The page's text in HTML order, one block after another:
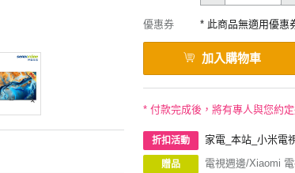
優惠券 * 此商品無適用優惠
加入購物車
* 付款完成後，將有專人與您約
折扣活動 家電_本站_小米電
贈品 電視週邊/Xiaomi